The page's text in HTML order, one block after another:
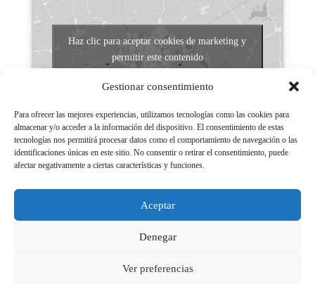
Gestionar consentimiento
Para ofrecer las mejores experiencias, utilizamos tecnologías como las cookies para
almacenar y/o acceder a la información del dispositivo. El consentimiento de estas
tecnologías nos permitirá procesar datos como el comportamiento de navegación o las
identificaciones únicas en este sitio. No consentir o retirar el consentimiento, puede
afectar negativamente a ciertas características y funciones.
Aceptar
Denegar
Ver preferencias
Haz clic para aceptar cookies de marketing y
permitir este contenido
Aviso legal